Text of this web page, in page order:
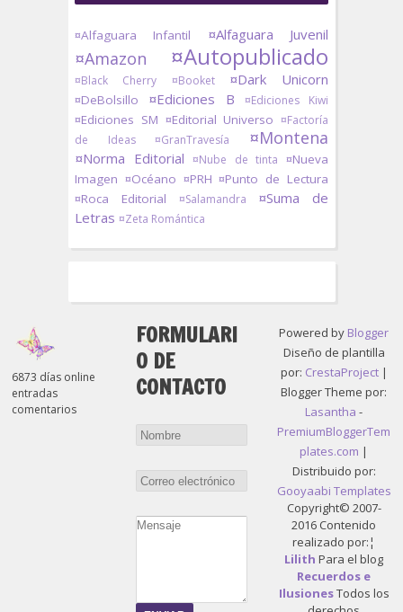
¤Alfaguara Infantil ¤Alfaguara Juvenil
¤Amazon ¤Autopublicado
¤Black Cherry ¤Booket ¤Dark Unicorn
¤DeBolsillo ¤Ediciones B ¤Ediciones Kiwi
¤Ediciones SM ¤Editorial Universo ¤Factoría
de Ideas
¤GranTravesía ¤Montena
¤Norma Editorial ¤Nube de tinta ¤Nueva
Imagen ¤Océano ¤PRH ¤Punto de Lectura
¤Roca Editorial
¤Salamandra
¤Suma de
Letras ¤Zeta Romántica
6873 días online
entradas
comentarios
FORMULARI
O DE
CONTACTO
Powered by Blogger
Diseño de plantilla
por: CrestaProject|
Blogger Theme por:
Lasantha -
PremiumBloggerTem
plates.com |
Distribuido por:
Gooyaabi Templates
Copyright© 2007-
2016 Contenido
realizado por:¦
Lilith Para el blog
Recuerdos e
IlusionesTodos los